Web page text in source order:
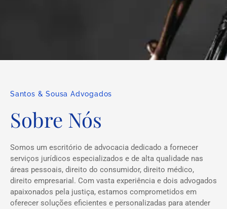
Santos & Sousa Advogados
Sobre Nós
Somos um escritório de advocacia dedicado a fornecer
serviços jurídicos especializados e de alta qualidade nas
áreas pessoais, direito do consumidor, direito médico,
direito empresarial. Com vasta experiência e dois advogados
apaixonados pela justiça, estamos comprometidos em
oferecer soluções eficientes e personalizadas para atender